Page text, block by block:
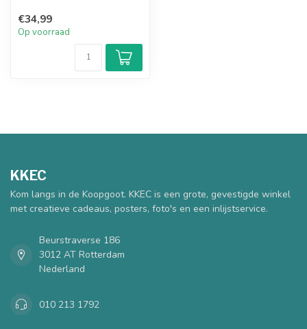
€34,99
Op voorraad
KKEC
Kom langs in de Koopgoot. KKEC is een grote, gevestigde winkel
met creatieve cadeaus, posters, foto's en een inlijstservice.
Beurstraverse 186
3012 AT Rotterdam
Nederland
010 213 1792